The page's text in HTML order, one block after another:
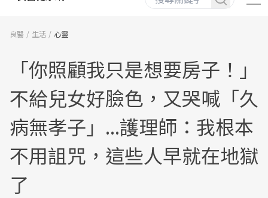
良醫 生活 心靈
「你照顧我只是想要房子！」
不給兒女好臉色，又哭喊「久
病無孝子」...護理師：我根本
不用詛咒，這些人早就在地獄
了